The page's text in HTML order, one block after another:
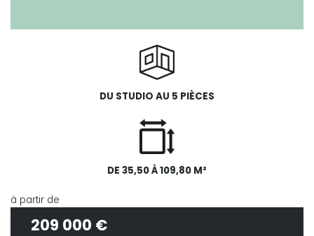
DU STUDIO AU 5 PIÈCES
DE 35,50 À 109,80 M²
à partir de
209 000 €